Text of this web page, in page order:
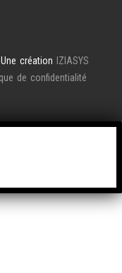
création IZIASYS
de confidentialité